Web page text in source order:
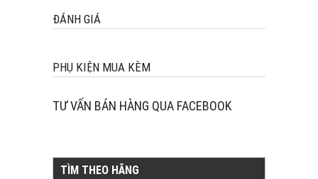
ĐÁNH GIÁ
PHỤ KIỆN MUA KÈM
TƯ VẤN BÁN HÀNG QUA FACEBOOK
TÌM THEO HÃNG